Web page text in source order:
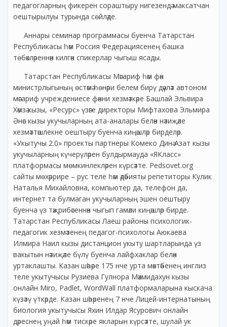
педагогларның фикерен сораштыру нигезендә максатчан
оештырылуы турында сөйләде.
Аннары семинар программасы буенча Татарстан
Республикасы һәм Россия Федерациясенең башка
төбәкләреннән килгән спикерлар чыгыш ясады.
Татарстан Республикасы Мәгариф һәм фән
министрлыгының өстәмә һөнәри белем бирү дәүләт автоном
мәгариф учреждениесе фәнни хезмәткәре Башлай Эльвира
Хәмзә кызы, «Ресурс» үзәге директоры Мифтахова Эльмира
Әнәс кызы укучыларның ата-аналары белән нәтиҗәле
хезмәттәшлекне оештыру буенча киңәшләр бирделәр.
«Укытучы 2.0» проекты партнеры Комеко Динә Азат кызы
укучыларның күчерүләрен булдырмауда «ЯКласс»
платформасы мөмкинлекләрен күрсәтте. Pedsovet.org
сайты мөхәррире – рус теле һәм әдәбияты репетиторы Кулик
Наталья Михайловна, компьютер да, телефон да,
интернет та булмаган укучыларның эшен оештыру
буенча үз тәҗрибәсеннән чыгып гамәли киңәшләр бирде.
Татарстан Республикасы Лаеш районы психологик-
педагогик хезмәтенең педагог-психологы Аюкаева
Илмира Наил кызы дистанцион укыту шартларында үз
вакытын нәтиҗәле бүлү буенча лайфхаклар белән
уртаклашты. Казан шәһәре 175 нче урта мәктәбенең инглиз
теле укытучысы Рузиева Гулнора Мәхмидахун кызы
онлайн Miro, Padlet, WordWall платформаларына кыскача
күзәтү үткәрде. Казан шәһәренең 7 нче Лицей-интернатының
биология укытучысы Яхин Илдар Ясурович онлайн
дәреснең уңай һәм тискәре якларын күрсәтте, шулай ук